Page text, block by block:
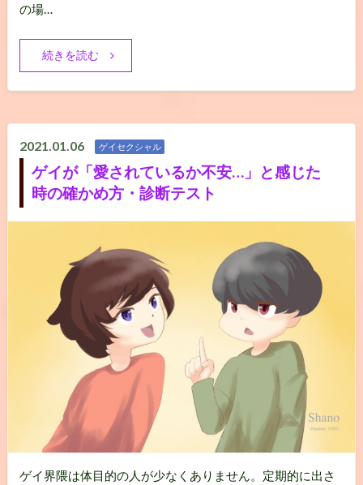
の場…
続きを読む
2021.01.06 ゲイセクシャル
ゲイが「愛されているか不安…」と感じた
時の確かめ方・診断テスト
ゲイ界隈は体目的の人が少なくありません。定期的に出さ